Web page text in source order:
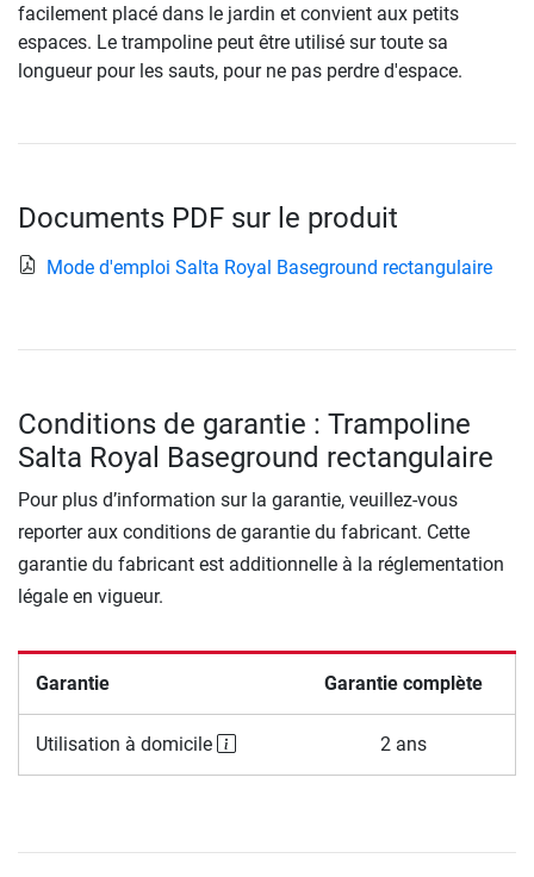
facilement placé dans le jardin et convient aux petits
espaces. Le trampoline peut être utilisé sur toute sa
longueur pour les sauts, pour ne pas perdre d'espace.
Documents PDF sur le produit
Mode d'emploi Salta Royal Baseground rectangulaire
Conditions de garantie : Trampoline
Salta Royal Baseground rectangulaire
Pour plus d’information sur la garantie, veuillez-vous
reporter aux conditions de garantie du fabricant. Cette
garantie du fabricant est additionnelle à la réglementation
légale en vigueur.
Garantie Garantie complète
Utilisation à domicile 2 ans